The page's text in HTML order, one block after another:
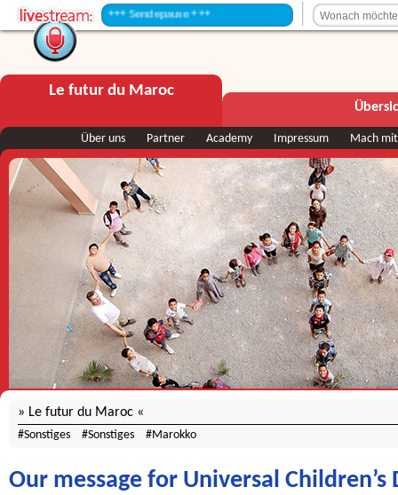
+++ Sendepause +++
Le futur du Maroc
Über uns Partner Academy Impressum Mach mit
Le futur du Maroc
Sonstiges Sonstiges Marokko
Our message for Universal Children’s